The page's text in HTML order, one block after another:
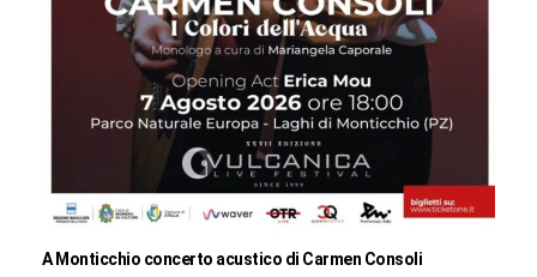
A Monticchio concerto acustico di Carmen Consoli